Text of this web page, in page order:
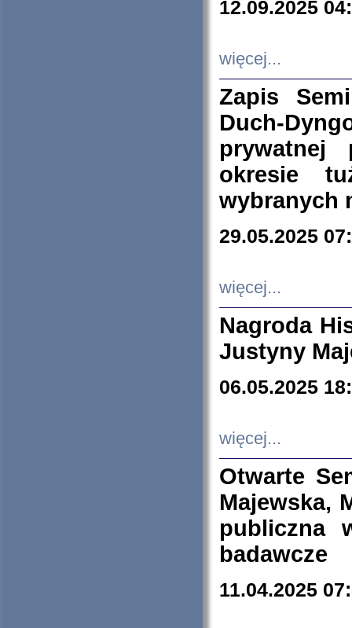
12.09.2025
więcej...
Zapis
Duch-
prywatnej
okresie
wybranych
29.05.2025
więcej...
Nagroda
Justyny
06.05.2025
więcej...
Otwarte
Majewska,
publiczna
badawcze
11.04.2025